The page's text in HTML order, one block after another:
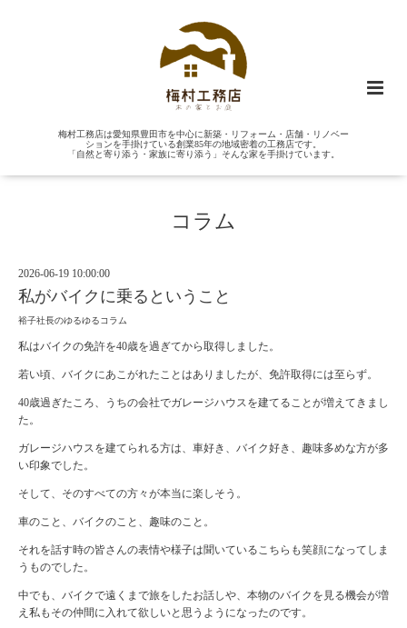
梅村工務店は愛知県豊田市を中心に新築・リフォーム・店舗・リノベー
ションを手掛けている創業85年の地域密着の工務店です。
「自然と寄り添う・家族に寄り添う」そんな家を手掛けています。
コラム
2026-06-19 10:00:00
私がバイクに乗るということ
裕子社長のゆるゆるコラム
私はバイクの免許を40歳を過ぎてから取得しました。
若い頃、バイクにあこがれたことはありましたが、免許取得には至らず。
40歳過ぎたころ、うちの会社でガレージハウスを建てることが増えてきまし
た。
ガレージハウスを建てられる方は、車好き、バイク好き、趣味多めな方が多
い印象でした。
そして、そのすべての方々が本当に楽しそう。
車のこと、バイクのこと、趣味のこと。
それを話す時の皆さんの表情や様子は聞いているこちらも笑顔になってしま
うものでした。
中でも、バイクで遠くまで旅をしたお話しや、本物のバイクを見る機会が増
え私もその仲間に入れて欲しいと思うようになったのです。